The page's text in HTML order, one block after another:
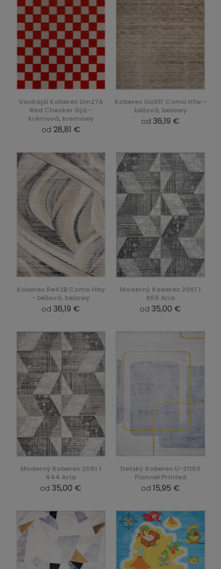
Vonkajší Koberec Um27A
Red Checker Gjd -
krémová, kremowy
od 28,81 €
Koberec Ua01F Como Hfw -
béžová, beżowy
od 36,19 €
Koberec Re42B Como Hby
- béžová, beżowy
od 36,19 €
Moderný Koberec 2061 1
855 Aria
od 35,00 €
Moderný Koberec 2061 1
444 Aria
od 35,00 €
Detský Koberec U-21150
Flannel Printed
od 15,95 €